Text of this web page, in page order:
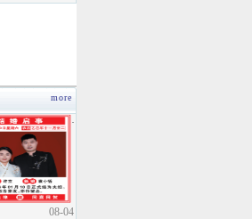
more
08-04
·